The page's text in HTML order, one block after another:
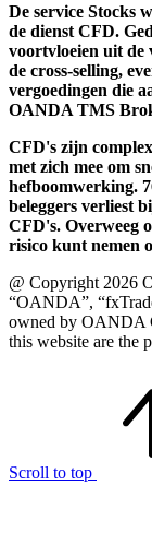
De service Stocks
de dienst CFD.
voortvloeien uit de
de cross-selling,
vergoedingen die
OANDA TMS
CFD's zijn
met zich mee om
hefboomwerking.
beleggers verliest
CFD's. Overweeg
risico kunt nemen
@ Copyright 2026
“OANDA”,
owned by OANDA
this website are the
Scroll to top